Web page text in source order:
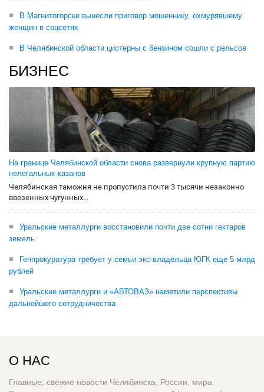
В Магнитогорске вынесли приговор мошеннику, охмурявшему
женщин в соцсетях
В Челябинской области цистерны с бензином сошли с рельсов
БИЗНЕС
На границе Челябинской области снова развернули крупную партию
нелегальных казанов
Челябинская таможня не пропустила почти 3 тысячи незаконно
ввезенных чугунных...
Уральские металлурги восстановили почти две сотни гектаров
земель
Генпрокуратура требует у семьи экс-владельца ЮГК еще 5 млрд
рублей
Уральские металлурги и «АВТОВАЗ» наметили перспективы
дальнейшего сотрудничества
О НАС
Главные, свежие новости Челябинска, России, мира.